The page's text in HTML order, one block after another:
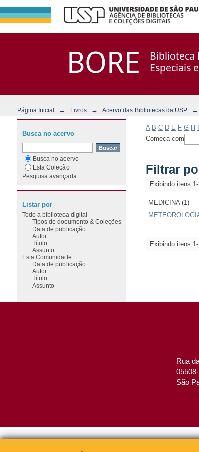
BORE
Biblioteca
Especiais
Página Inicial → Livros → Acervo das Bibliotecas da USP →
A B C D E F G H
Começa com
Filtrar
Exibindo itens
MEDICINA (1)
Exibindo itens
Busca no acervo
Busca no acervo
Esta Coleção
Pesquisa avançada
Listar por
Todo a biblioteca digital
Tipos de documento & Coleções
Data de publicação
Autor
Título
Assunto
Esta Comunidade
Data de publicação
Autor
Título
Assunto
Rua
São